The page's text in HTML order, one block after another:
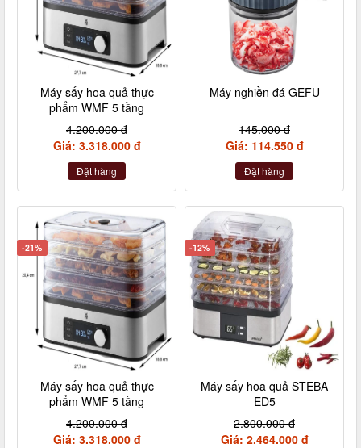
Máy sấy hoa quả thực
phẩm WMF 5 tầng
4.200.000 đ
Giá: 3.318.000 đ
Đặt hàng
Máy nghiền đá GEFU
145.000 đ
Giá: 114.550 đ
Đặt hàng
-21%
Máy sấy hoa quả thực
phẩm WMF 5 tầng
4.200.000 đ
Giá: 3.318.000 đ
-12%
Máy sấy hoa quả STEBA
ED5
2.800.000 đ
Giá: 2.464.000 đ